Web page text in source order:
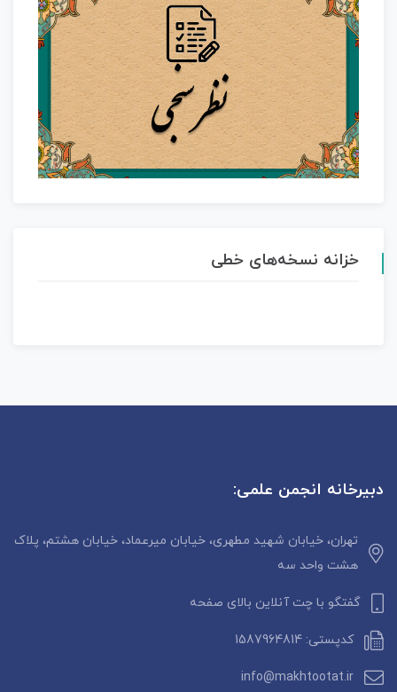
خزانه نسخه‌های خطی
انجمن علمی:
تهران، خیابان شهید مطهری، خیابان میرعماد، خیابان هشتم، پلاک
هشت واحد سه
گفتگو با چت آنلاین بالای صفحه
کدپستی: 1587964814
info@makhtootat.ir